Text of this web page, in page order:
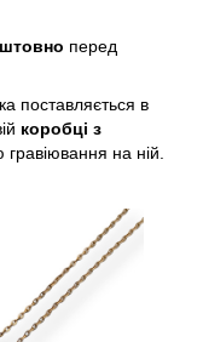
перед
поставляється в
коробці з
на ній.